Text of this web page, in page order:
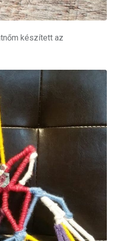
készített az